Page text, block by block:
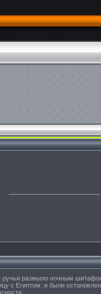
размыло ночным
с Египтом, и были